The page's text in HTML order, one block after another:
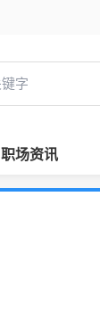
职场资讯